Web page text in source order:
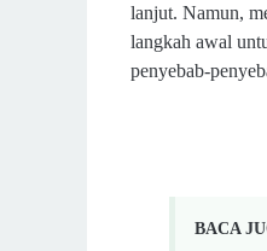
lanjut. Namun,
langkah awal
penyebab-
BACA